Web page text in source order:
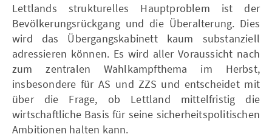
Lettlands strukturelles Hauptproblem ist der
Bevölkerungsrückgang und die Überalterung. Dies
wird das Übergangskabinett kaum substanziell
adressieren können. Es wird aller Voraussicht nach
zum zentralen Wahlkampfthema im Herbst,
insbesondere für AS und ZZS und entscheidet mit
über die Frage, ob Lettland mittelfristig die
wirtschaftliche Basis für seine sicherheitspolitischen
Ambitionen halten kann.